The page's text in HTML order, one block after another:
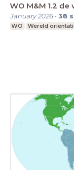
WO M&M 1.2
January 2026-38
WO Wereld